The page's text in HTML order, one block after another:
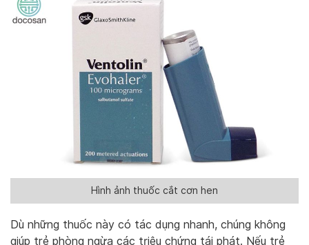
Hình ảnh thuốc cắt cơn hen
Dù những thuốc này có tác dụng nhanh, chúng không
giúp trẻ phòng ngừa các triệu chứng tái phát. Nếu trẻ